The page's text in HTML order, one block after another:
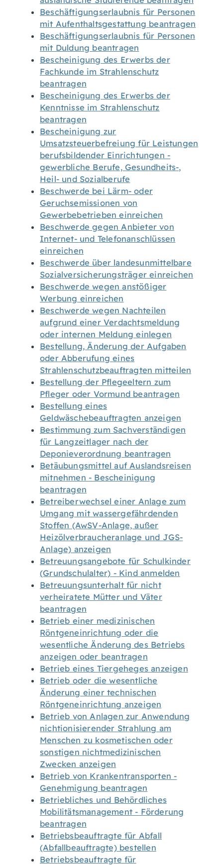
Beschäftigungserlaubnis für Personen
mit Aufenthaltsgestattung beantragen
Beschäftigungserlaubnis für Personen
mit Duldung beantragen
Bescheinigung des Erwerbs der
Fachkunde im Strahlenschutz
beantragen
Bescheinigung des Erwerbs der
Kenntnisse im Strahlenschutz
beantragen
Bescheinigung zur
Umsatzsteuerbefreiung für Leistungen
berufsbildender Einrichtungen -
gewerbliche Berufe, Gesundheits-,
Heil- und Sozialberufe
Beschwerde bei Lärm- oder
Geruchsemissionen von
Gewerbebetrieben einreichen
Beschwerde gegen Anbieter von
Internet- und Telefonanschlüssen
einreichen
Beschwerde über landesunmittelbare
Sozialversicherungsträger einreichen
Beschwerde wegen anstößiger
Werbung einreichen
Beschwerde wegen Nachteilen
aufgrund einer Verdachtsmeldung
oder internen Meldung einlegen
Bestellung, Änderung der Aufgaben
oder Abberufung eines
Strahlenschutzbeauftragten mitteilen
Bestellung der Pflegeeltern zum
Pfleger oder Vormund beantragen
Bestellung eines
Geldwäschebeauftragten anzeigen
Bestimmung zum Sachverständigen
für Langzeitlager nach der
Deponieverordnung beantragen
Betäubungsmittel auf Auslandsreisen
mitnehmen - Bescheinigung
beantragen
Betreiberwechsel einer Anlage zum
Umgang mit wassergefährdenden
Stoffen (AwSV-Anlage, außer
Heizölverbraucheranlage und JGS-
Anlage) anzeigen
Betreuungsangebote für Schulkinder
(Grundschulalter) - Kind anmelden
Betreuungsunterhalt für nicht
verheiratete Mütter und Väter
beantragen
Betrieb einer medizinischen
Röntgeneinrichtung oder die
wesentliche Änderung des Betriebs
anzeigen oder beantragen
Betrieb eines Tiergeheges anzeigen
Betrieb oder die wesentliche
Änderung einer technischen
Röntgeneinrichtung anzeigen
Betrieb von Anlagen zur Anwendung
nichtionisierender Strahlung am
Menschen zu kosmetischen oder
sonstigen nichtmedizinischen
Zwecken anzeigen
Betrieb von Krankentransporten -
Genehmigung beantragen
Betriebliches und Behördliches
Mobilitätsmanagement - Förderung
beantragen
Betriebsbeauftragte für Abfall
(Abfallbeauftragte) bestellen
Betriebsbeauftragte für